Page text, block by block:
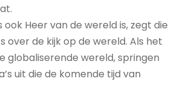
ook Heer van de wereld is, zegt die
over de kijk op de wereld. Als het
globaliserende wereld, springen
uit die de komende tijd van